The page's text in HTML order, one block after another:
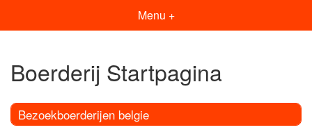
Menu +
Boerderij Startpagina
Bezoekboerderijen belgie